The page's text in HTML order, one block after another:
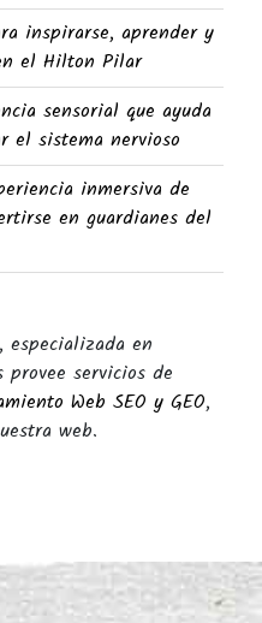
inspirarse, aprender y
el Hilton Pilar
sensorial que ayuda
el sistema nervioso
inmersiva de
en guardianes del
especializada en
provee servicios de
Web SEO y GEO,
web.